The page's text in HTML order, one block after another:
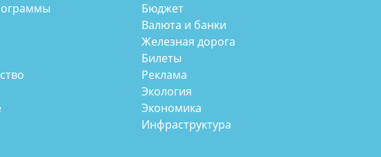
Бюджет
Валюта и банки
Железная дорога
Билеты
Реклама
Экология
Экономика
Инфраструктура